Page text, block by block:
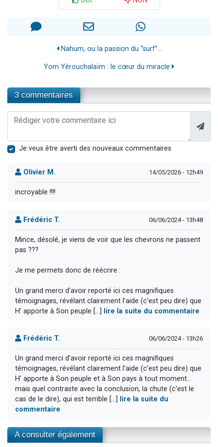
Nahum, ou la passion du “surf”…
Yom Yérouchalaïm : le cœur du miracle
3 commentaires
Je veux être averti des nouveaux commentaires
Olivier M. 14/05/2026 - 12h49
incroyable !!!!
Frédéric T. 06/06/2024 - 13h48
Mince, désolé, je viens de voir que les chevrons ne passent
pas ???
Je me permets donc de réécrire :
Un grand merci d'avoir reporté ici ces magnifiques
témoignages, révélant clairement l'aide (c'est peu dire) que
H' apporte à Son peuple [...]
lire la suite du commentaire
Frédéric T. 06/06/2024 - 13h26
Un grand merci d'avoir reporté ici ces magnifiques
témoignages, révélant clairement l'aide (c'est peu dire) que
H' apporte à Son peuple et à Son pays à tout moment...
mais quel contraste avec la conclusion, la chute (c'est le
cas de le dire), qui est terrible [...]
lire la suite du
commentaire
A consulter également